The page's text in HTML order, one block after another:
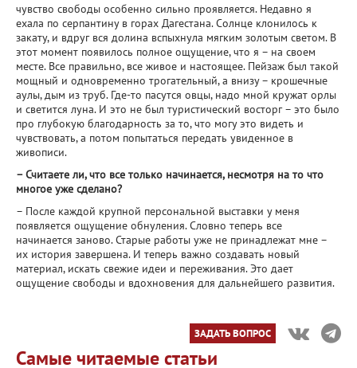
чувство свободы особенно сильно проявляется. Недавно я
ехала по серпантину в горах Дагестана. Солнце клонилось к
закату, и вдруг вся долина вспыхнула мягким золотым светом. В
этот момент появилось полное ощущение, что я – на своем
месте. Все правильно, все живое и настоящее. Пейзаж был такой
мощный и одновременно трогательный, а внизу – крошечные
аулы, дым из труб. Где-то пасутся овцы, надо мной кружат орлы
и светится луна. И это не был туристический восторг – это было
про глубокую благодарность за то, что могу это видеть и
чувствовать, а потом попытаться передать увиденное в
живописи.
– Считаете ли, что все только начинается, несмотря на то что
многое уже сделано?
– После каждой крупной персональной выставки у меня
появляется ощущение обнуления. Словно теперь все
начинается заново. Старые работы уже не принадлежат мне –
их история завершена. И теперь важно создавать новый
материал, искать свежие идеи и переживания. Это дает
ощущение свободы и вдохновения для дальнейшего развития.
ЗАДАТЬ ВОПРОС
Самые читаемые статьи